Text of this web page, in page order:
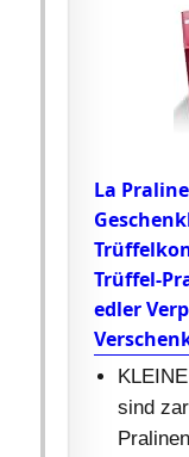
La
Trüffel-
edler
sind